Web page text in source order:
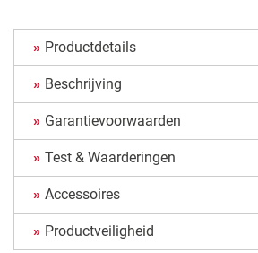
Productdetails
Beschrijving
Garantievoorwaarden
Test & Waarderingen
Accessoires
Productveiligheid